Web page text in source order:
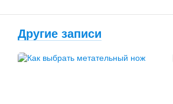
Другие записи